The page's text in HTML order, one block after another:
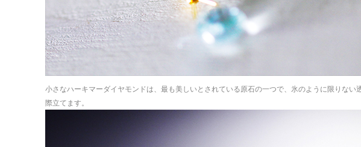
小さなハーキマーダイヤモンドは、最も美しいとされている原石の一つで、氷のように限りない
際立てます。